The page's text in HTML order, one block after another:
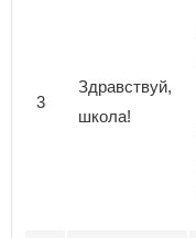
3
Здравствуй,
школа!